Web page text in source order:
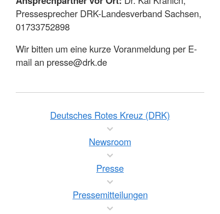
Pressesprecher DRK-Landesverband Sachsen,
01733752898
Wir bitten um eine kurze Voranmeldung per E-
mail an presse@drk.de
Deutsches Rotes Kreuz (DRK)
Newsroom
Presse
Pressemitteilungen